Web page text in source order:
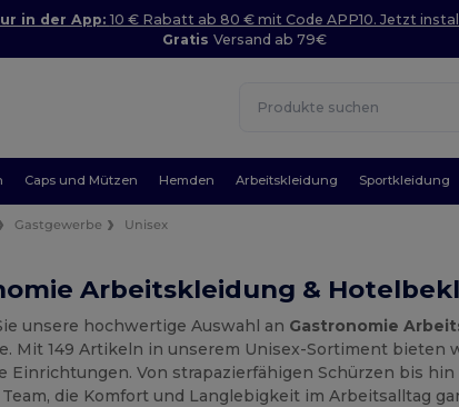
in der App: 10 € Rabatt ab 80 € mit Code APP10. Jetzt
GratisVersand ab 79€
Caps und Mützen Hemden Arbeitskleidung Sportkleidung
Gastgewerbe Unisex
Arbeitskleidung &
unsere hochwertige Auswahl an Gastronomie
Mit 149 Artikeln in unserem Unisex-Sortiment bieten
Einrichtungen. Von strapazierfähigen Schürzen bis
die Komfort und Langlebigkeit im Arbeitsalltag